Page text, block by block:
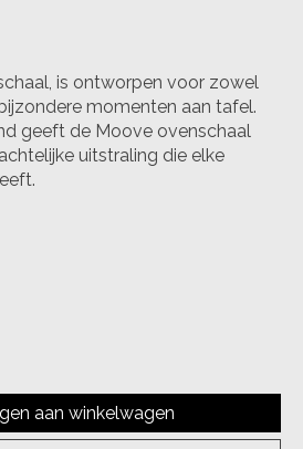
is ontworpen voor zowel
momenten aan tafel.
geeft de Moove ovenschaal
uitstraling die elke
product is
aan winkelwagen